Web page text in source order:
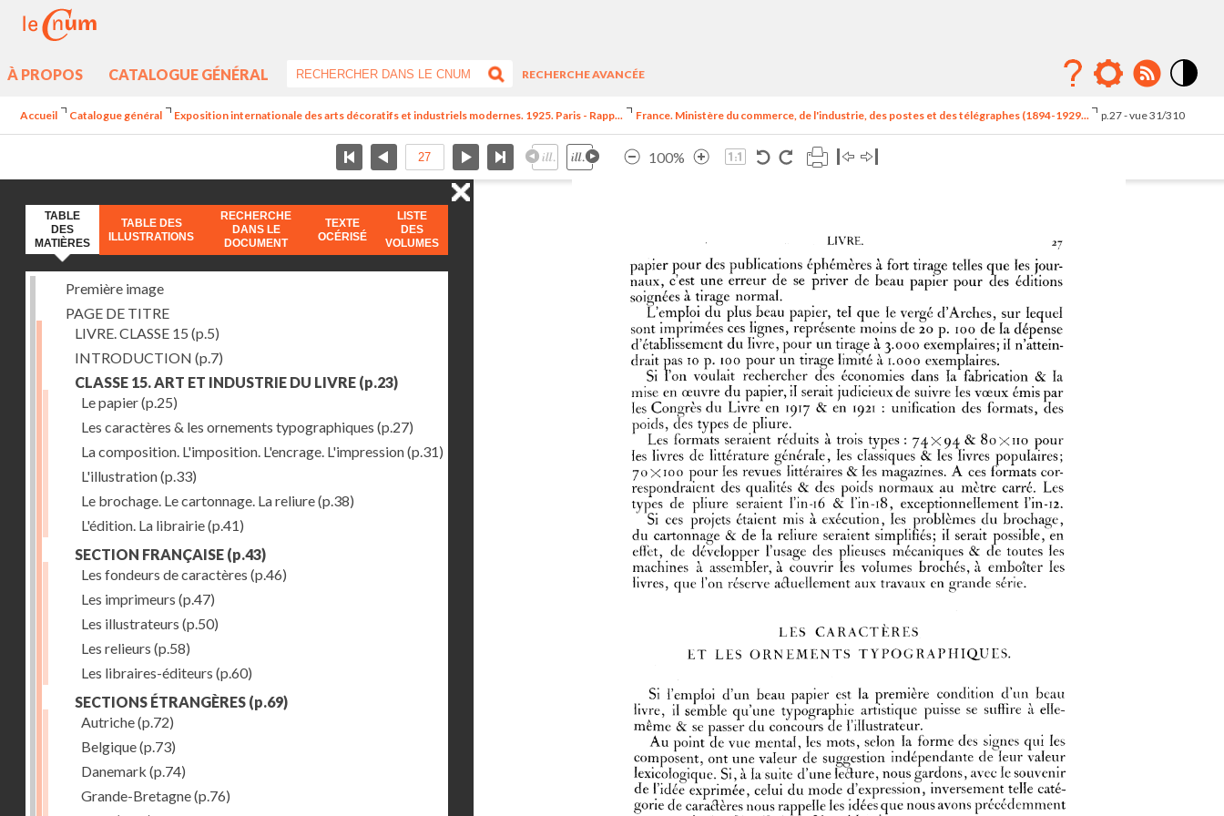
À PROPOS CATALOGUE GÉNÉRAL
RECHERCHE AVANCÉE
élévé
Accueil Catalogue général Exposition internationale des arts décoratifs et industriels modernes. 1925. Paris - Rapp... France. Ministère du commerce, de l'industrie, des postes et des télégraphes (1894-1929... p.27 - vue 31/310
100%
TABLE
DES
MATIÈRES
TABLE DES
ILLUSTRATIONS
RECHERCHE
DANS LE
DOCUMENT
TEXTE
OCÉRISÉ
LISTE
DES
VOLUMES
Première image
PAGE DE TITRE
LIVRE. CLASSE 15 (p.5)
INTRODUCTION (p.7)
CLASSE 15. ART ET INDUSTRIE DU LIVRE (p.23)
Le papier(p.25)
Les caractères & les ornements typographiques (p.27)
La composition. L'imposition. L'encrage. L'impression(p.31)
L'illustration(p.33)
Le brochage. Le cartonnage. La reliure(p.38)
L'édition. La librairie(p.41)
SECTION FRANÇAISE (p.43)
Les fondeurs de caractères (p.46)
Les imprimeurs (p.47)
Les illustrateurs (p.50)
Les relieurs (p.58)
Les libraires-éditeurs (p.60)
SECTIONS ÉTRANGÈRES (p.69)
Autriche(p.72)
Belgique(p.73)
Danemark (p.74)
Grande-Bretagne(p.76)